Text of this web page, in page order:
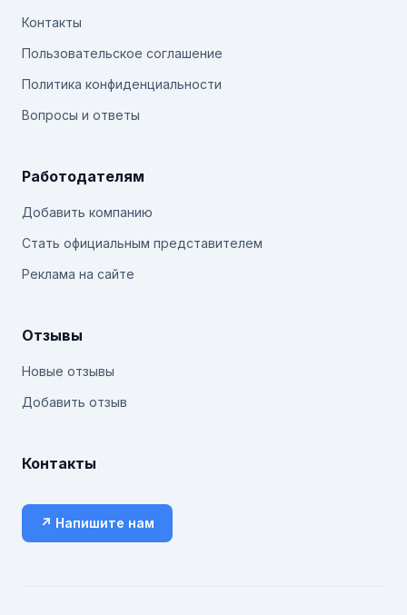
Контакты
Пользовательское соглашение
Политика конфиденциальности
Вопросы и ответы
Работодателям
Добавить компанию
Стать официальным представителем
Реклама на сайте
Отзывы
Новые отзывы
Добавить отзыв
Контакты
↗ Напишите нам